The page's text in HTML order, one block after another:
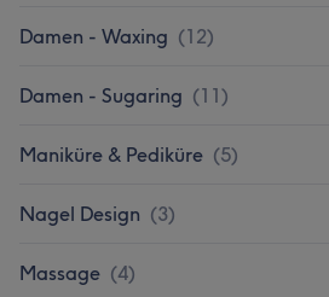
Damen - Waxing (12)
Damen - Sugaring (11)
Maniküre & Pediküre (5)
Nagel Design (3)
Massage (4)